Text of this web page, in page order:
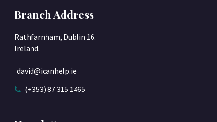
Branch Address
Rathfarnham, Dublin 16.
Ireland.
david@icanhelp.ie
(+353) 87 315 1465